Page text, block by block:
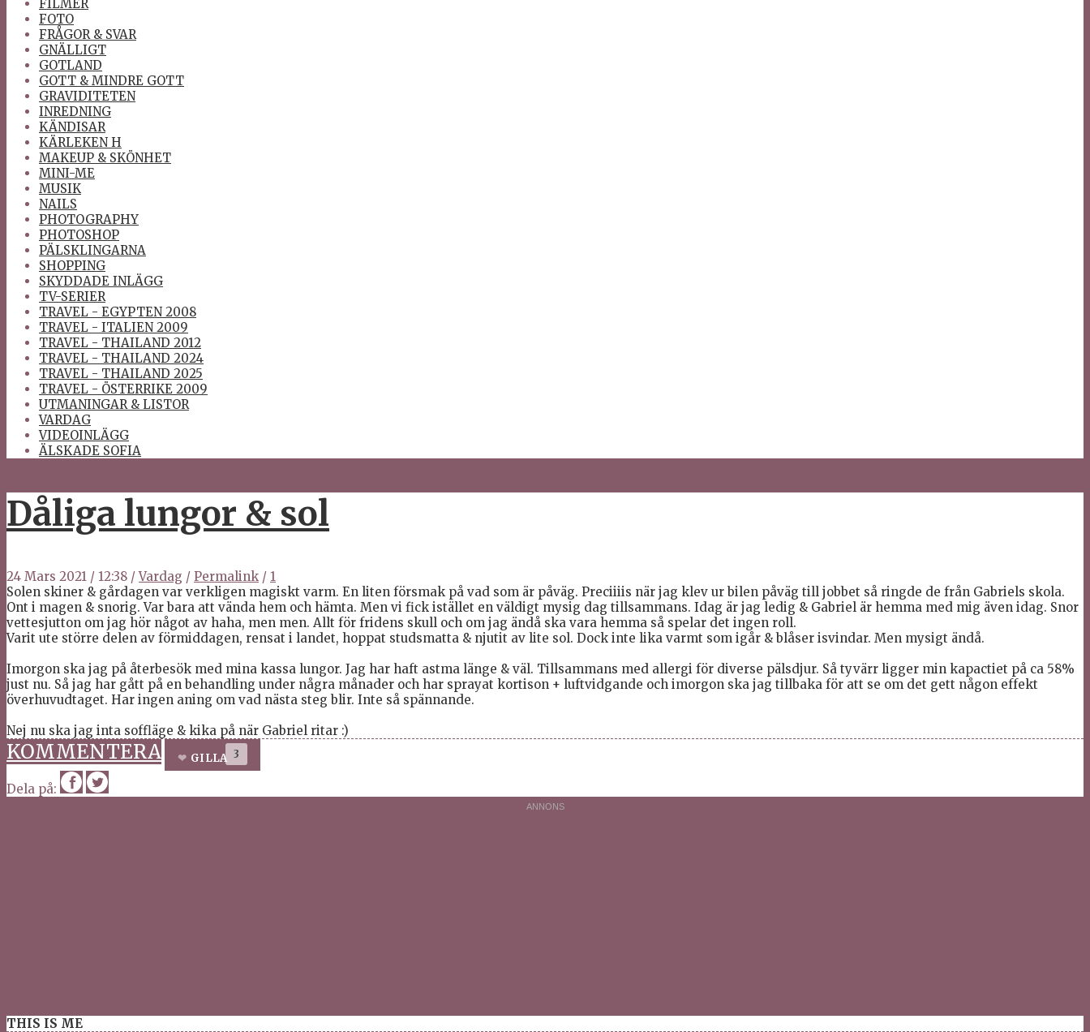
FILMER
FOTO
FRÅGOR & SVAR
GNÄLLIGT
GOTLAND
GOTT & MINDRE GOTT
GRAVIDITETEN
INREDNING
KÄNDISAR
KÄRLEKEN H
MAKEUP & SKÖNHET
MINI-ME
MUSIK
NAILS
PHOTOGRAPHY
PHOTOSHOP
PÄLSKLINGARNA
SHOPPING
SKYDDADE INLÄGG
TV-SERIER
TRAVEL - EGYPTEN 2008
TRAVEL - ITALIEN 2009
TRAVEL - THAILAND 2012
TRAVEL - THAILAND 2024
TRAVEL - THAILAND 2025
TRAVEL - ÖSTERRIKE 2009
UTMANINGAR & LISTOR
VARDAG
VIDEOINLÄGG
ÄLSKADE SOFIA
Dåliga lungor & sol
24 Mars 2021 / 12:38 /Vardag / Permalink / 1
Solen skiner & gårdagen var verkligen magiskt varm. En liten försmak på vad som är påväg. Preciiiis när jag klev ur bilen påväg till jobbet så ringde de från Gabriels skola.
Ont i magen & snorig. Var bara att vända hem och hämta. Men vi fick istället en väldigt mysig dag tillsammans. Idag är jag ledig & Gabriel är hemma med mig även idag. Snor
vettesjutton om jag hör något av haha, men men. Allt för fridens skull och om jag ändå ska vara hemma så spelar det ingen roll.
Varit ute större delen av förmiddagen, rensat i landet, hoppat studsmatta & njutit av lite sol. Dock inte lika varmt som igår & blåser isvindar. Men mysigt ändå.
Imorgon ska jag på återbesök med mina kassa lungor. Jag har haft astma länge & väl. Tillsammans med allergi för diverse pälsdjur. Så tyvärr ligger min kapactiet på ca 58%
just nu. Så jag har gått på en behandling under några månader och har sprayat kortison + luftvidgande och imorgon ska jag tillbaka för att se om det gett någon effekt
överhuvudtaget. Har ingen aning om vad nästa steg blir. Inte så spännande.
Nej nu ska jag inta soffläge & kika på när Gabriel ritar :)
KOMMENTERA 3
GILLA
Dela på:
THIS IS ME